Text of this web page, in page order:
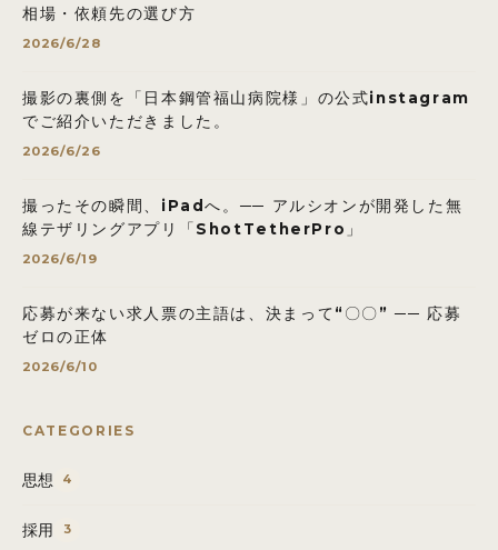
相場・依頼先の選び方
2026/6/28
撮影の裏側を「日本鋼管福山病院様」の公式instagram
でご紹介いただきました。
2026/6/26
撮ったその瞬間、iPadへ。── アルシオンが開発した無
線テザリングアプリ「ShotTetherPro」
2026/6/19
応募が来ない求人票の主語は、決まって“〇〇” ── 応募
ゼロの正体
2026/6/10
CATEGORIES
思想 4
採用 3